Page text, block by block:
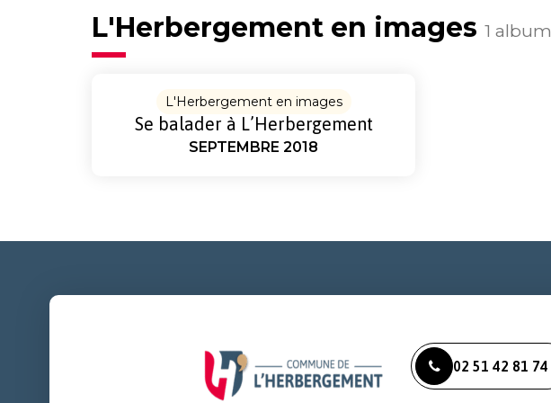
L'Herbergement en images 1 album
L'Herbergement en images
Se balader à L’Herbergement
SEPTEMBRE 2018
02 51 42 81 74